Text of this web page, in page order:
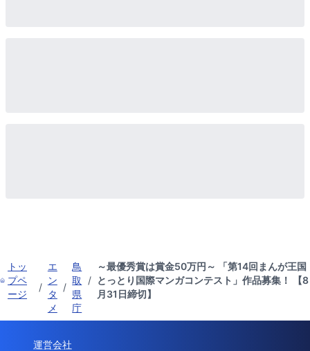
トッ
プペ
ージ
/
エ
ン
タ
メ
/
鳥
取
県
庁
/
～最優秀賞は賞金50万円～ 「第14回まんが王国
とっとり国際マンガコンテスト」作品募集！ 【8
月31日締切】
運営会社